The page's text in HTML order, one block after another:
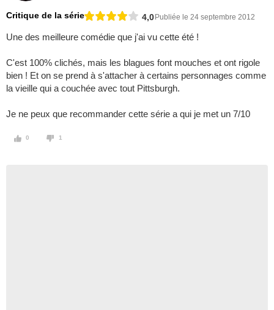
Critique de la série 4,0Publiée le 24 septembre 2012
Une des meilleure comédie que j'ai vu cette été !
C'est 100% clichés, mais les blagues font mouches et ont rigole
bien ! Et on se prend à s'attacher à certains personnages comme
la vieille qui a couchée avec tout Pittsburgh.
Je ne peux que recommander cette série a qui je met un 7/10
0 1